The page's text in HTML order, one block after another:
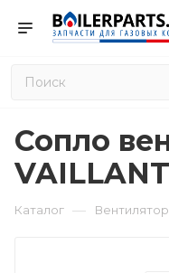
Сопло
VAILLANT
Каталог —